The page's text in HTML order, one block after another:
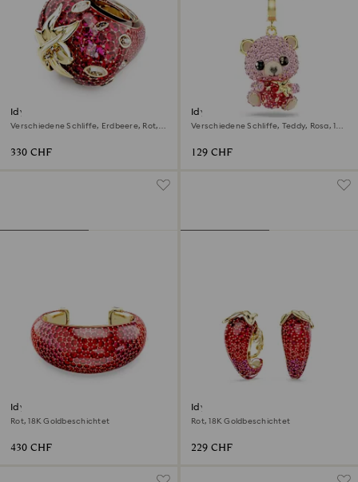
Idyllia Motivring
Verschiedene Schliffe, Erdbeere, Rot,
330 CHF
Idyllia Charm
Verschiedene Schliffe, Teddy, Rosa, 18K
129 CHF
Idyllia Armreif
Rot, 18K Goldbeschichtet
430 CHF
Idyllia Ohrclips
Rot, 18K Goldbeschichtet
229 CHF